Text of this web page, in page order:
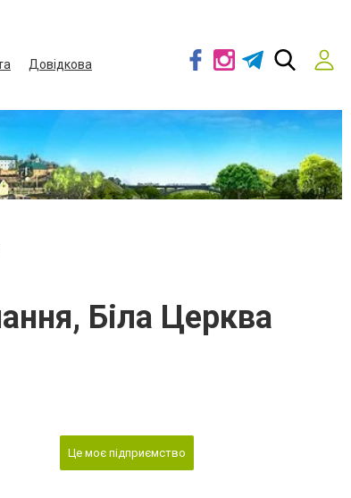
Довідкова
Біла Церква
Це моє підприємство